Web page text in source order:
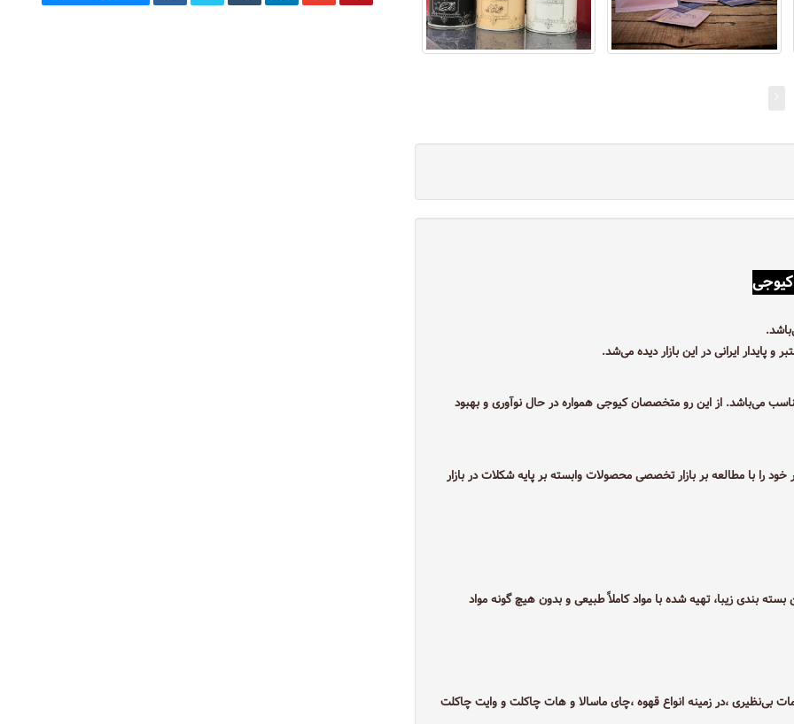
می‌‌باشد. از این رو متخصصان کیوجی همواره در حال نوآوری و بهبود
کار خود را با مطالعه بر بازار تخصصی محصولات وابسته بر پایه شکلات در بازار
بندی زیبا، تهیه شده با مواد کاملاً طبیعی و بدون هیچ گونه مواد
و خدمات بی‌نظیری ،در زمینه انواع قهوه ،چای ماسالا و هات چاکلت و وایت چاکلت